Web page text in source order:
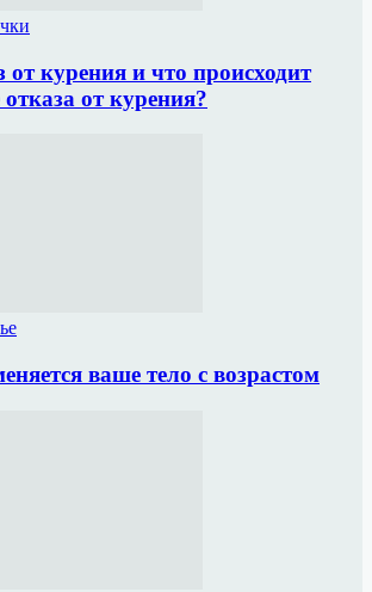
от курения и что происходит
отказа от курения?
ваше тело с возрастом